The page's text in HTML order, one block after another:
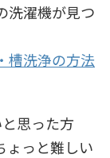
洗濯機が見つ
槽洗浄の方法
思った方
ょっと難しい